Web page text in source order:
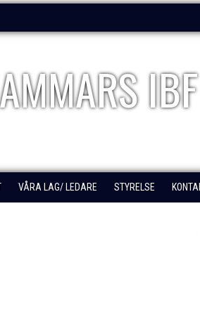
IBF
VÅRA LAG/ LEDARE STYRELSE